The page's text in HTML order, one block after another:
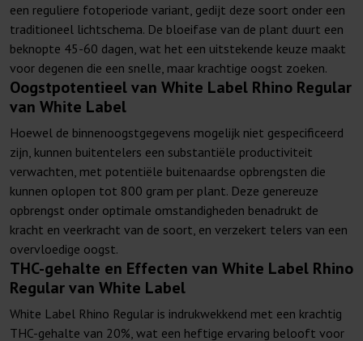
een reguliere fotoperiode variant, gedijt deze soort onder een
traditioneel lichtschema. De bloeifase van de plant duurt een
beknopte 45-60 dagen, wat het een uitstekende keuze maakt
voor degenen die een snelle, maar krachtige oogst zoeken.
Oogstpotentieel van White Label Rhino Regular
van White Label
Hoewel de binnenoogstgegevens mogelijk niet gespecificeerd
zijn, kunnen buitentelers een substantiële productiviteit
verwachten, met potentiële buitenaardse opbrengsten die
kunnen oplopen tot 800 gram per plant. Deze genereuze
opbrengst onder optimale omstandigheden benadrukt de
kracht en veerkracht van de soort, en verzekert telers van een
overvloedige oogst.
THC-gehalte en Effecten van White Label Rhino
Regular van White Label
White Label Rhino Regular is indrukwekkend met een krachtig
THC-gehalte van 20%, wat een heftige ervaring belooft voor